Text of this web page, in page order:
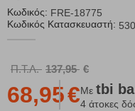
Κωδικός: FRE-18775
Κωδικός Κατασκευαστή:
Π.Τ.Λ. 137,95 €
68,95€Με tbi
4 άτοκες